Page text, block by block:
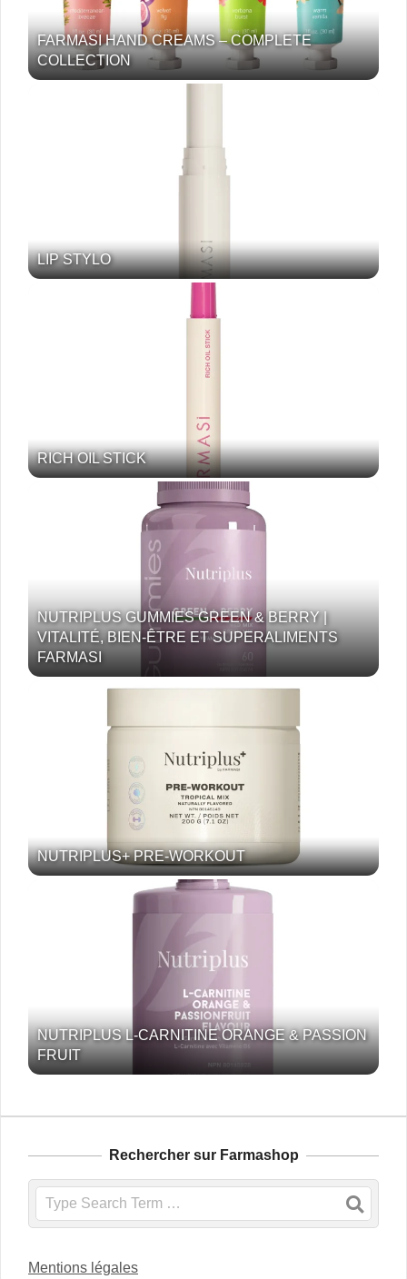
FARMASI HAND CREAMS – COMPLETE
COLLECTION
LIP STYLO
RICH OIL STICK
NUTRIPLUS GUMMIES GREEN & BERRY |
VITALITÉ, BIEN-ÊTRE ET SUPERALIMENTS
FARMASI
NUTRIPLUS+ PRE-WORKOUT
NUTRIPLUS L-CARNITINE ORANGE & PASSION
FRUIT
Rechercher sur Farmashop
Search
Mentions légales